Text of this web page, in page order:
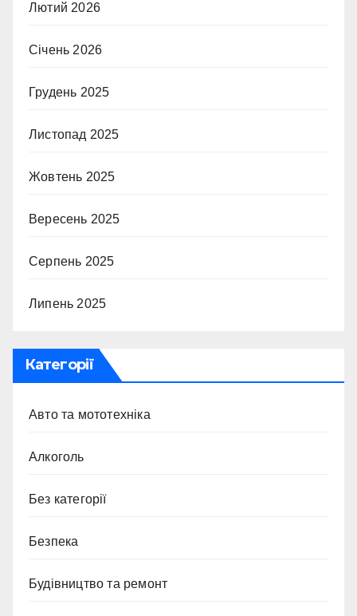
Лютий 2026
Січень 2026
Грудень 2025
Листопад 2025
Жовтень 2025
Вересень 2025
Серпень 2025
Липень 2025
Категорії
Авто та мототехніка
Алкоголь
Без категорії
Безпека
Будівництво та ремонт